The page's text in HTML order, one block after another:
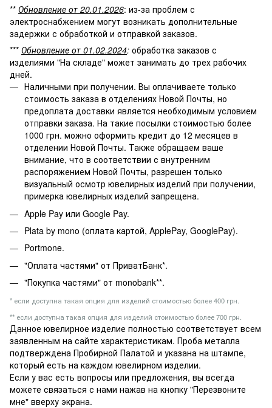
** Обновление от 20.01.2026: из-за проблем с
электроснабжением могут возникать дополнительные
задержки с обработкой и отправкой заказов.
*** Обновление от 01.02.2024: обработка заказов с
изделиями "На складе" может занимать до трех рабочих
дней.
Наличными при получении. Вы оплачиваете только
стоимость заказа в отделениях Новой Почты, но
предоплата доставки является необходимым условием
отправки заказа. На такие посылки стоимостью более
1000 грн. можно оформить кредит до 12 месяцев в
отделении Новой Почты. Также обращаем ваше
внимание, что в соответствии с внутренним
распоряжением Новой Почты, разрешен только
визуальный осмотр ювелирных изделий при получении,
примерка ювелирных изделий запрещена.
Apple Pay или Google Pay.
Plata by mono (оплата картой, ApplePay, GooglePay).
Portmone.
"Оплата частями" от ПриватБанк*.
"Покупка частями" от monobank**.
* если доступна такая опция для изделий стоимостью более 400 грн.
** если доступна такая опция для изделий стоимостью более 700 грн.
Данное ювелирное изделие полностью соответствует всем
заявленным на сайте характеристикам. Проба металла
подтверждена Пробирной Палатой и указана на штампе,
который есть на каждом ювелирном изделии.
Если у вас есть вопросы или предложения, вы всегда
можете связаться с нами нажав на кнопку "Перезвоните
мне" вверху экрана.